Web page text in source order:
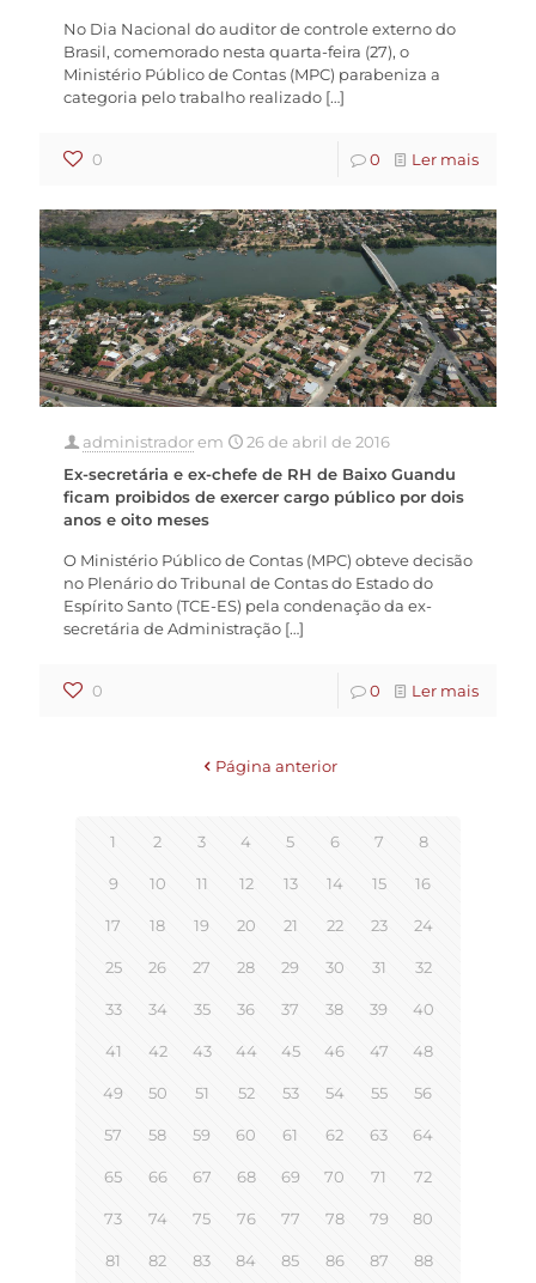
No Dia Nacional do auditor de controle externo do
Brasil, comemorado nesta quarta-feira (27), o
Ministério Público de Contas (MPC) parabeniza a
categoria pelo trabalho realizado […]
0 0 Ler mais
administradorem
26 de abril de 2016
Ex-secretária e ex-chefe de RH de Baixo Guandu
ficam proibidos de exercer cargo público por dois
anos e oito meses
O Ministério Público de Contas (MPC) obteve decisão
no Plenário do Tribunal de Contas do Estado do
Espírito Santo (TCE-ES) pela condenação da ex-
secretária de Administração […]
0 0 Ler mais
Página anterior
1 2 3 4 5 6 7 8
9 10 11 12 13 14 15 16
17 18 19 20 21 22 23 24
25 26 27 28 29 30 31 32
33 34 35 36 37 38 39 40
41 42 43 44 45 46 47 48
49 50 51 52 53 54 55 56
57 58 59 60 61 62 63 64
65 66 67 68 69 70 71 72
73 74 75 76 77 78 79 80
81 82 83 84 85 86 87 88